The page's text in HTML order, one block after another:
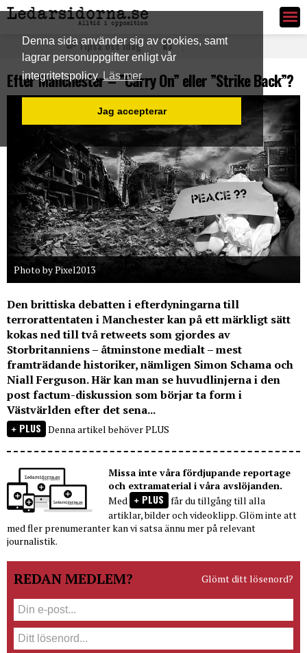
Denna sida använder sig av cookies, samt
lagrar personuppgifter enligt vår
integritetspolicyLäs mer
Jag accepterar
Ledarsidorna.se
Tipsa oss idag
Efter Manchester – ”Carry On” eller ”Strike Back”?
Photo by Pixel2013
Den brittiska debatten i efterdyningarna till
terrorattentaten i Manchester kan på ett märkligt sätt
kokas ned till två retweets som gjordes av
Storbritanniens – åtminstone medialt – mest
framträdande historiker, nämligen Simon Schama och
Niall Ferguson. Här kan man se huvudlinjerna i den
post factum-diskussion som börjar ta form i
Västvärlden efter det sena...
PLUS Denna artikel behöver PLUS
Missa inte våra fördjupande reportage
och extramaterial i våra avslöjanden.
Med
PLUS får du tillgång till alla
artiklar, bilder och videoklipp. Glöm inte att
med fler prenumeranter kan vi satsa ännu mer på relevant
journalistik.
REDAN MEDLEM? Glömt ditt lösenord?